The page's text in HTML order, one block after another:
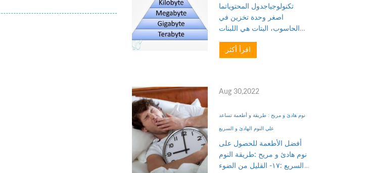
تكنولوجياجدول المحتوياتما
اصغر وحدة تخزين في
الحاسوب، البتات هي اللبنات
البيانات، ولكن لجميع أجهزة
اقرأ أكثر
Aug 30,2022
نوم هادئ و مريح : طريقة و أطعمة تساعد
علي النوم الهادئ و السريع
أفضل الأطعمة للحصول على
نوم هادئ و مريح :طريقة النوم
السريع :١٧- القليل من الضوء